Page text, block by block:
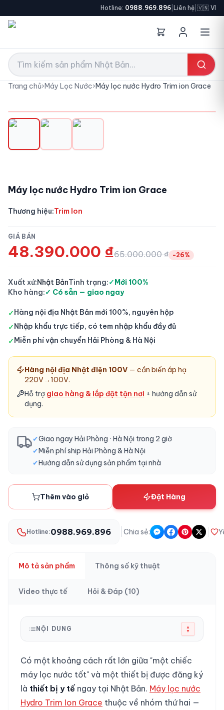
Hotline: 0988.969.896 Liên hệ 🇻🇳 VI
Trang chủ›Máy Lọc Nước›Máy lọc nước Hydro Trim ion Grace
MỚI VỀ
Máy lọc nước Hydro Trim ion Grace
Thương hiệu:Trim Ion
GIÁ BÁN
48.390.000 ₫65.000.000 ₫ -26%
Xuất xứ:Nhật BảnTình trạng:✓Mới 100%
Kho hàng:✓ Có sẵn — giao ngay
✓Hàng nội địa Nhật Bản mới 100%, nguyên hộp
✓Nhập khẩu trực tiếp, có tem nhập khẩu đầy đủ
✓Miễn phí vận chuyển Hải Phòng & Hà Nội
Hàng nội địa Nhật điện 100V — cần biến áp hạ
220V→100V.
Hỗ trợ giao hàng & lắp đặt tận nơi + hướng dẫn sử
dụng.
✔Giao ngay Hải Phòng · Hà Nội trong 2 giờ
✔Miễn phí ship Hải Phòng & Hà Nội
✔Hướng dẫn sử dụng sản phẩm tại nhà
Thêm vào giỏ Đặt Hàng
Hotline:0988.969.896 Chia sẻ:
Mô tả sản phẩm Thông số kỹ thuật
Video thực tế Hỏi & Đáp (10)
NỘI DUNG
▲
▼
Có một khoảng cách rất lớn giữa "một chiếc
máy lọc nước tốt" và một thiết bị được đăng ký
là thiết bị y tế ngay tại Nhật Bản. Máy lọc nước
Hydro Trim Ion Grace thuộc về nhóm thứ hai —